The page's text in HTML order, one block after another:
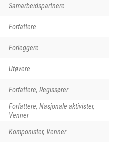
Samarbeidspartnere
Forfattere
Forleggere
Utøvere
Forfattere, Regissører
Forfattere, Nasjonale aktivister,
Venner
Komponister, Venner